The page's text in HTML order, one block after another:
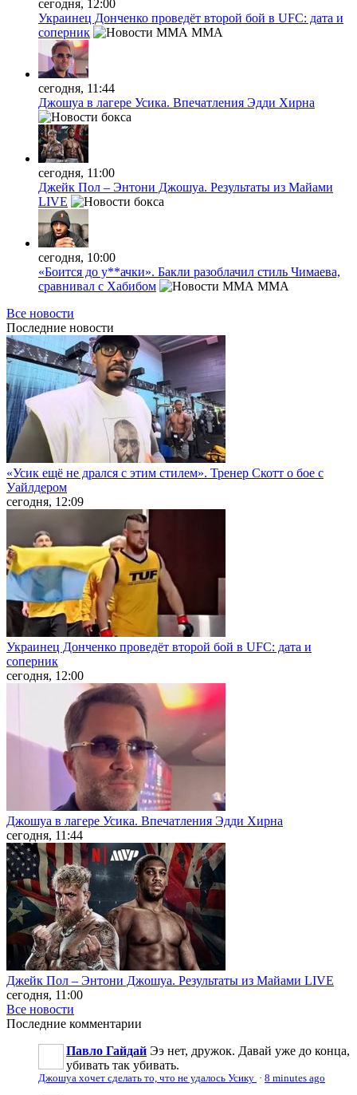
сегодня, 12:00
Украинец Донченко проведёт второй бой в UFC: дата и
соперник
MMA
сегодня, 11:44
Джошуа в лагере Усика. Впечатления Эдди Хирна
сегодня, 11:00
Джейк Пол – Энтони Джошуа. Результаты из Майами
LIVE
сегодня, 10:00
«Боится до у**ачки». Бакли разоблачил стиль Чимаева,
сравнивал с Хабибом
MMA
Все новости
Последние новости
«Усик ещё не дрался с этим стилем». Тренер Скотт о бое с
Уайлдером
сегодня, 12:09
Украинец Донченко проведёт второй бой в UFC: дата и
соперник
сегодня, 12:00
Джошуа в лагере Усика. Впечатления Эдди Хирна
сегодня, 11:44
Джейк Пол – Энтони Джошуа. Результаты из Майами LIVE
сегодня, 11:00
Все новости
Последние комментарии
Павло Гайдай Ээ нет, дружок. Давай уже до конца,
убивать так убивать.
Джошуа хочет сделать то, что не удалось Усику · 8 minutes ago